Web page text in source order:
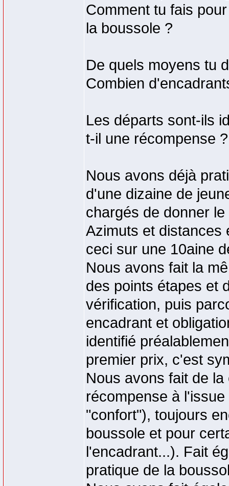
Comment tu fais
la boussole ?
De quels moyens tu
Combien
Les départs sont-ils
t-il une récompense ?
Nous avons déjà
d'une dizaine de
chargés de donner
Azimuts et distances
ceci sur une 10aine
Nous avons fait la
des points étapes et
vérification, puis
encadrant et
identifié
premier prix, c'est
Nous avons fait de
récompense à
"confort"), toujours
boussole et pour
l'encadrant...). Fait
pratique de la